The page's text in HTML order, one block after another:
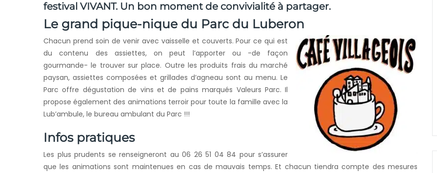
festival VIVANT. Un bon moment de convivialité à partager.
Le grand pique-nique du Parc du Luberon
Chacun prend soin de venir avec vaisselle et couverts. Pour ce qui est
du contenu des assiettes, on peut l’apporter ou -de façon
gourmande- le trouver sur place. Outre les produits frais du marché
paysan, assiettes composées et grillades d’agneau sont au menu. Le
Parc offre dégustation de vins et de pains marqués Valeurs Parc. Il
propose également des animations terroir pour toute la famille avec la
Lub’ambule, le bureau ambulant du Parc !!!
Infos pratiques
Les plus prudents se renseigneront au 06 26 51 04 84 pour s’assurer
que les animations sont maintenues en cas de mauvais temps. Et chacun tiendra compte des mesures